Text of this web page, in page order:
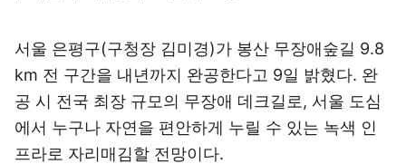
서울 은평구(구청장 김미경)가 봉산 무장애숲길 9.8
km 전 구간을 내년까지 완공한다고 9일 밝혔다. 완
공 시 전국 최장 규모의 무장애 데크길로, 서울 도심
에서 누구나 자연을 편안하게 누릴 수 있는 녹색 인
프라로 자리매김할 전망이다.